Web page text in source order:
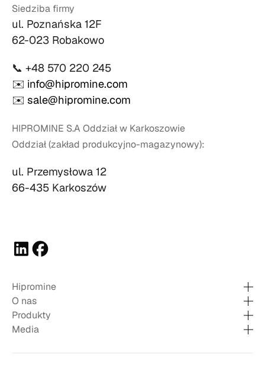
Siedziba firmy
ul. Poznańska 12F
62-023 Robakowo
📞 +48 570 220 245
✉️ info@hipromine.com
✉️ sale@hipromine.com
HIPROMINE S.A Oddział w Karkoszowie
Oddział (zakład produkcyjno-magazynowy):
ul. Przemysłowa 12
66-435 Karkoszów
Hipromine
O nas
Produkty
Media